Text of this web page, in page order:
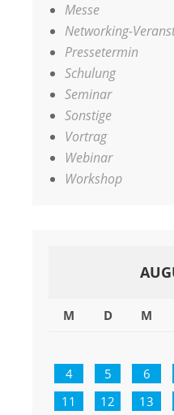
Messe
Networking-
Pressetermin
Schulung
Seminar
Sonstige
Vortrag
Webinar
Workshop
M D M
4
5 6
11
12 13